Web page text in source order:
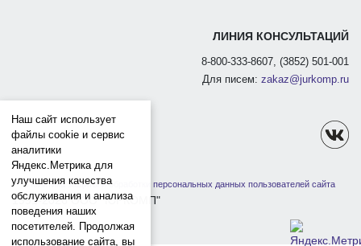
ЛИНИЯ КОНСУЛЬТАЦИЙ
8-800-333-8607, (3852) 501-001
Для писем: zakaz@jurkomp.ru
Политика защиты и обработки персональных данных пользователей сайта
1991-2026 ООО "ЮРКОМП"
Наш сайт использует
файлы cookie и сервис
аналитики
Яндекс.Метрика для
улучшения качества
обслуживания и анализа
поведения наших
посетителей. Продолжая
использование сайта, вы